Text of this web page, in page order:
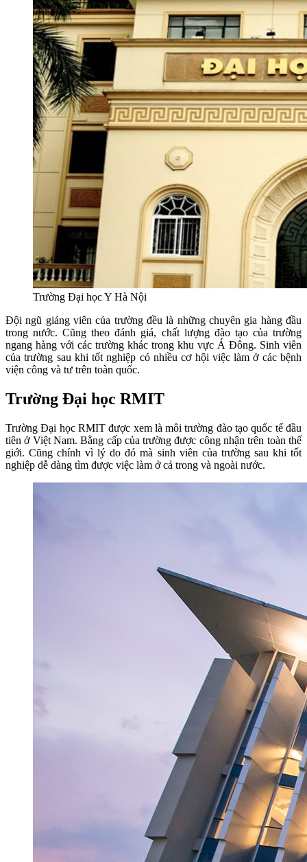
Trường Đại học Y Hà Nội
Đội ngũ giảng viên của trường đều là những chuyên gia hàng đầu
trong nước. Cũng theo đánh giá, chất lượng đào tạo của trường
ngang hàng với các trường khác trong khu vực Á Đông. Sinh viên
của trường sau khi tốt nghiệp có nhiều cơ hội việc làm ở các bệnh
viện công và tư trên toàn quốc.
Trường Đại học RMIT
Trường Đại học RMIT được xem là môi trường đào tạo quốc tế đầu
tiên ở Việt Nam. Bằng cấp của trường được công nhận trên toàn thế
giới. Cũng chính vì lý do đó mà sinh viên của trường sau khi tốt
nghiệp dễ dàng tìm được việc làm ở cả trong và ngoài nước.